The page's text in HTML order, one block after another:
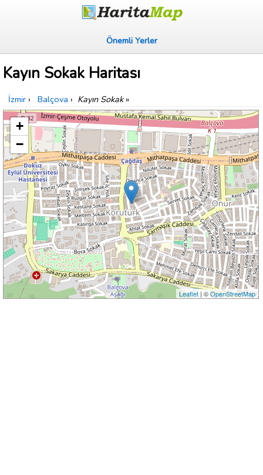
Önemli Yerler
Kayın Sokak Haritası
İzmir › Balçova › Kayın Sokak»
+
−
Leaflet| ©OpenStreetMap